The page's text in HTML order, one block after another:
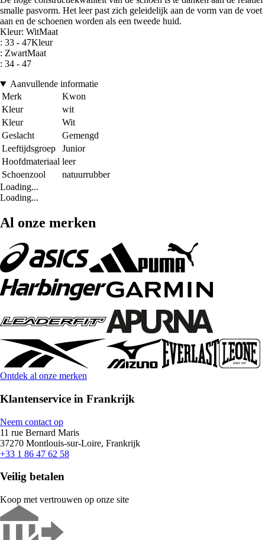
smalle pasvorm. Het leer past zich geleidelijk aan de vorm van de voet
aan en de schoenen worden als een tweede huid.
Kleur: WitMaat
: 33 - 47Kleur
: ZwartMaat
: 34 - 47
Aanvullende informatie
Merk
Kwon
Kleur
wit
Kleur
Wit
Geslacht
Gemengd
Leeftijdsgroep
Junior
Hoofdmateriaal leer
Schoenzool
natuurrubber
Loading...
Loading...
Al onze merken
Ontdek al onze merken
Klantenservice in Frankrijk
Neem contact op
11 rue Bernard Maris
37270 Montlouis-sur-Loire, Frankrijk
+33 1 86 47 62 58
Veilig betalen
Koop met vertrouwen op onze site